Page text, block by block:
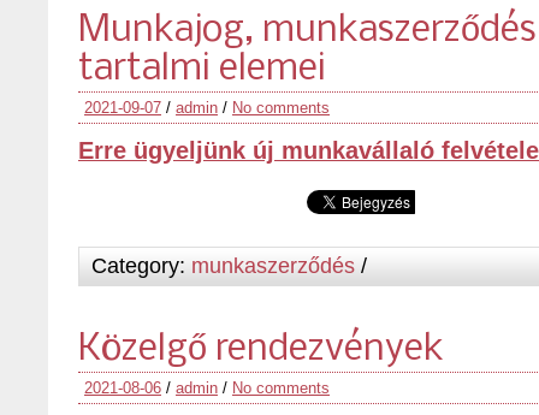
Munkajog,
tartalmi elemei
2021-09-07 / admin / No comments
Erre ügyeljünk új munkavállaló
Category: munkaszerződés /
Közelgő rendezvények
2021-08-06 / admin / No comments